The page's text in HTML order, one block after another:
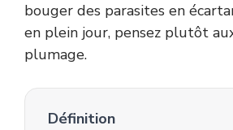
bouger des parasites en
en plein jour, pensez plutôt
plumage.
Définition